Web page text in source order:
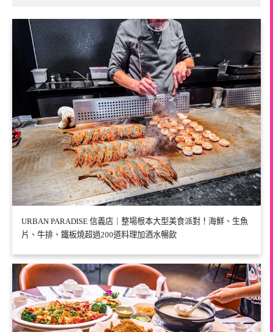
URBAN PARADISE 信義店｜整場根本大型美食派對！海鮮、生魚
片、牛排、鐵板燒超過200道料理加酒水暢飲